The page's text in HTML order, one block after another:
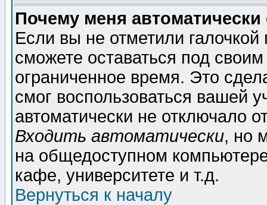
Почему меня автоматически
Если вы не отметили галочкой
сможете оставаться под
ограниченное время. Это
смог воспользоваться вашей
автоматически не отключало
Входить автоматически, но
на общедоступном
кафе, университете и т.д.
Вернуться к началу